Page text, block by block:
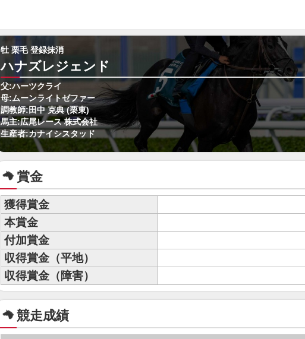
牡 栗毛 登録抹消
ハナズレジェンド
父:ハーツクライ
母:ムーンライトゼファー
調教師:田中 克典 (栗東)
馬主:広尾レース 株式会社
生産者:カナイシスタッド
賞金
獲得賞金
本賞金
付加賞金
収得賞金（平地）
収得賞金（障害）
競走成績